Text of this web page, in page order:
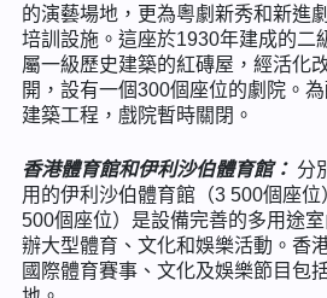
的演藝場地，更為粵劇新秀和新進
培訓設施。這座於1930年建成的二
屬一級歷史建築的紅磚屋，經活化
開，設有一個300個座位的劇院。
建築工程，戲院暫時關閉。
香港體育館和伊利沙伯體育館： 分
用的伊利沙伯體育館（3 500個座
500個座位）是設備完善的多用途
辦大型體育、文化和娛樂活動。香
國際體育賽事、文化及娛樂節目包